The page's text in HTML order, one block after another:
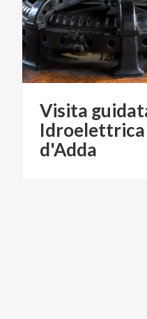
Visita
Idroelettrica
d'Adda